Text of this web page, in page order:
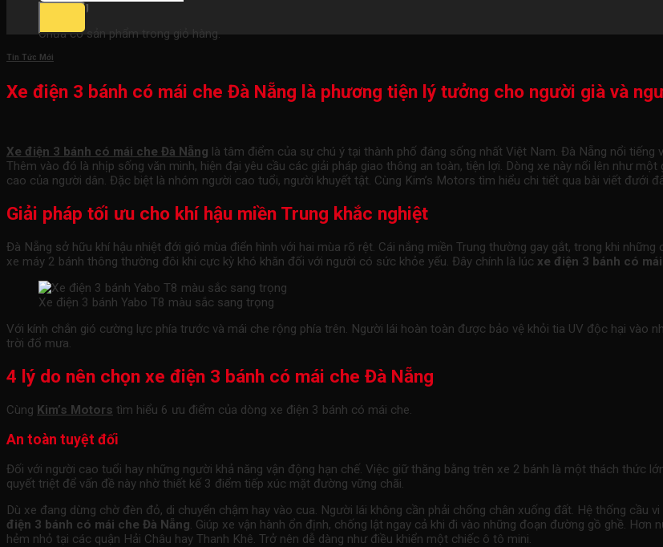
Giỏ hàng
Chưa có sản phẩm trong giỏ hàng.
Tin Tức Mới
Xe điện 3 bánh có mái che Đà Nẵng là phương tiện lý tưởng cho người già và
Xe điện 3 bánh có mái che Đà Nẵng là tâm điểm của sự chú ý tại thành phố đáng sống nhất Việt Nam. Đà Nẵng nổi tiếng
Thêm vào đó là nhịp sống văn minh, hiện đại yêu cầu các giải pháp giao thông an toàn, tiện lợi. Dòng xe này nổi lên như
cao của người dân. Đặc biệt là nhóm người cao tuổi, người khuyết tật. Cùng Kim’s Motors tìm hiểu chi tiết qua bài viết đưới
Giải pháp tối ưu cho khí hậu miền Trung khắc nghiệt
Đà Nẵng sở hữu khí hậu nhiệt đới gió mùa điển hình với hai mùa rõ rệt. Cái nắng miền Trung thường gay gắt, trong khi
xe máy 2 bánh thông thường đôi khi cực kỳ khó khăn đối với người có sức khỏe yếu. Đây chính là lúc xe điện 3 bánh có
Xe điện 3 bánh Yabo T8 màu sắc sang trọng
Với kính chắn gió cường lực phía trước và mái che rộng phía trên. Người lái hoàn toàn được bảo vệ khỏi tia UV độc hại vào
trời đổ mưa.
4 lý do nên chọn xe điện 3 bánh có mái che Đà Nẵng
Cùng Kim’s Motors tìm hiểu 6 ưu điểm của dòng xe điện 3 bánh có mái che.
An toàn tuyệt đối
Đối với người cao tuổi hay những người khả năng vận động hạn chế. Việc giữ thăng bằng trên xe 2 bánh là một thách thức
quyết triệt để vấn đề này nhờ thiết kế 3 điểm tiếp xúc mặt đường vững chãi.
Dù xe đang dừng chờ đèn đỏ, di chuyển chậm hay vào cua. Người lái không cần phải chống chân xuống đất. Hệ thống cầu
điện 3 bánh có mái che Đà Nẵng. Giúp xe vận hành ổn định, chống lật ngay cả khi đi vào những đoạn đường gồ ghề.
hẻm nhỏ tại các quận Hải Châu hay Thanh Khê. Trở nên dễ dàng như điều khiển một chiếc ô tô mini.